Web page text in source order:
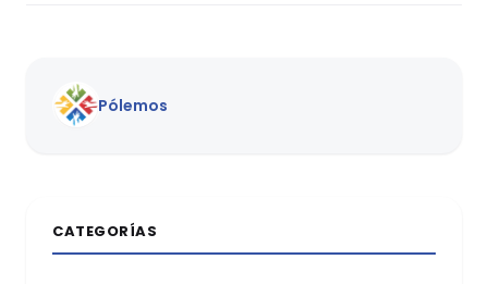
Pólemos
CATEGORÍAS